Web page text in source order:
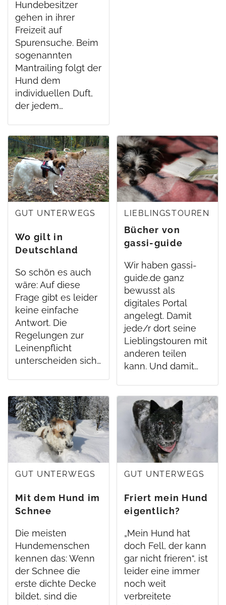
Hundebesitzer
gehen in ihrer
Freizeit auf
Spurensuche. Beim
sogenannten
Mantrailing folgt der
Hund dem
individuellen Duft,
der jedem…
GUT UNTERWEGS
Wo gilt in
Deutschland
So schön es auch
wäre: Auf diese
Frage gibt es leider
keine einfache
Antwort. Die
Regelungen zur
Leinenpflicht
unterscheiden sich…
LIEBLINGSTOUREN
Bücher von
gassi-guide
Wir haben gassi-
guide.de ganz
bewusst als
digitales Portal
angelegt. Damit
jede/r dort seine
Lieblingstouren mit
anderen teilen
kann. Und damit…
GUT UNTERWEGS
Mit dem Hund im
Schnee
Die meisten
Hundemenschen
kennen das: Wenn
der Schnee die
erste dichte Decke
bildet, sind die
GUT UNTERWEGS
Friert mein Hund
eigentlich?
„Mein Hund hat
doch Fell, der kann
gar nicht frieren“, ist
leider eine immer
noch weit
verbreitete